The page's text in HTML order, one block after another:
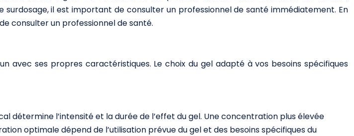
surdosage, il est important de consulter un professionnel de santé immédiatement. En
consulter un professionnel de santé.
avec ses propres caractéristiques. Le choix du gel adapté à vos besoins spécifiques
détermine l’intensité et la durée de l’effet du gel. Une concentration plus élevée
optimale dépend de l’utilisation prévue du gel et des besoins spécifiques du